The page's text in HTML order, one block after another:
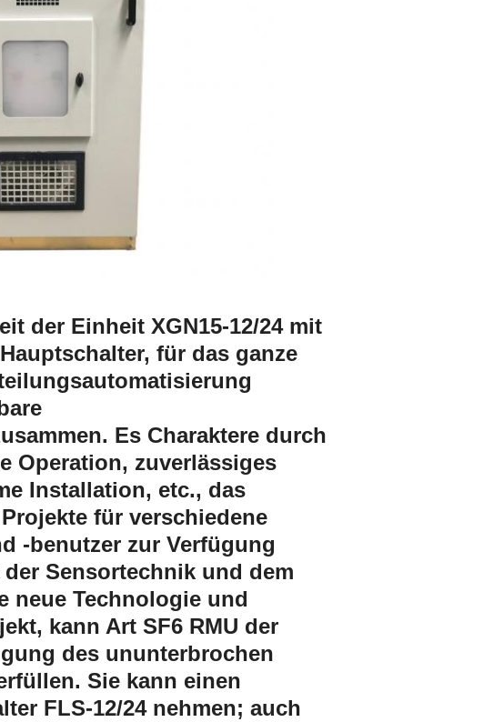
der Einheit XGN15-12/24 mit
für das ganze
Es Charaktere durch
Operation, zuverlässiges
Installation, etc., das
für verschiedene
-benutzer zur Verfügung
Sensortechnik und dem
neue Technologie und
kann Art SF6 RMU der
des ununterbrochen
Sie kann einen
FLS-12/24 nehmen; auch